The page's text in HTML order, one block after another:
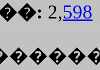
2,598